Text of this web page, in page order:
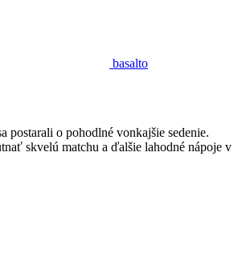
basalto
postarali o pohodlné vonkajšie sedenie.
skvelú matchu a ďalšie lahodné nápoje v